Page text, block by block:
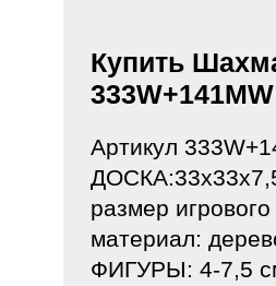
Купить
333W+141MW
Артикул
размер
материал:
ФИГУРЫ: 4-7,5